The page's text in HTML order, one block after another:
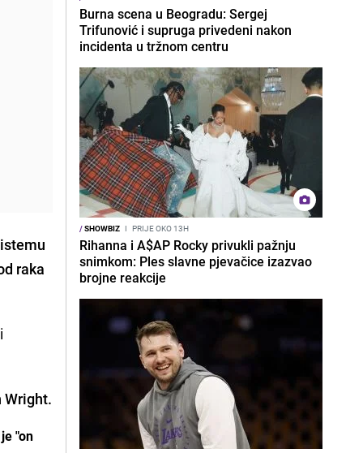
raka
"on
Burna scena u Beogradu: Sergej
Trifunović i supruga privedeni nakon
incidenta u tržnom centru
/SHOWBIZ I PRIJE OKO 13H
Rihanna i A$AP Rocky privukli pažnju
snimkom: Ples slavne pjevačice izazvao
brojne reakcije